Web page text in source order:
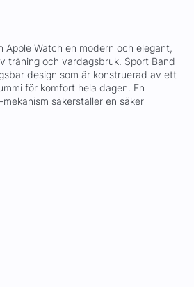
Apple Watch en modern och elegant,
träning och vardagsbruk. Sport Band
design som är konstruerad av ett
för komfort hela dagen. En
säkerställer en säker